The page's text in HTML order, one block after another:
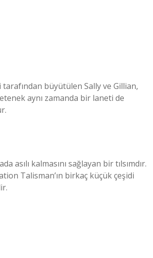
büyütülen Sally ve Gillian,
aynı zamanda bir laneti de
kalmasını sağlayan bir tılsımdır.
Talisman’ın birkaç küçük çeşidi